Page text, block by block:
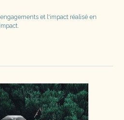
et l'impact réalisé en